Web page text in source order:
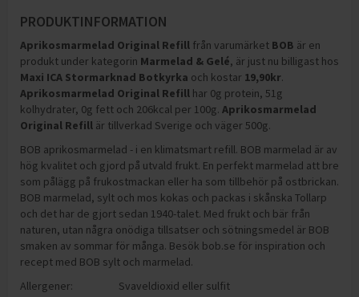
PRODUKTINFORMATION
Aprikosmarmelad Original Refill från varumärket BOB är en
produkt under kategorin Marmelad & Gelé, är just nu billigast hos
Maxi ICA Stormarknad Botkyrka och kostar 19,90kr.
Aprikosmarmelad Original Refill har 0g protein, 51g
kolhydrater, 0g fett och 206kcal per 100g. Aprikosmarmelad
Original Refill är tillverkad Sverige och väger 500g.
BOB aprikosmarmelad - i en klimatsmart refill. BOB marmelad är av
hög kvalitet och gjord på utvald frukt. En perfekt marmelad att bre
som pålägg på frukostmackan eller ha som tillbehör på ostbrickan.
BOB marmelad, sylt och mos kokas och packas i skånska Tollarp
och det har de gjort sedan 1940-talet. Med frukt och bär från
naturen, utan några onödiga tillsatser och sötningsmedel är BOB
smaken av sommar för många. Besök bob.se för inspiration och
recept med BOB sylt och marmelad.
Allergener:
Svaveldioxid eller sulfit